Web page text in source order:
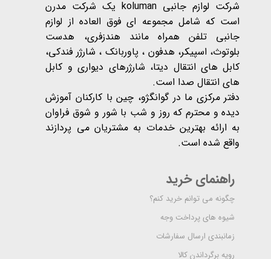
شرکت لوازم جانبی koluman یک شرکت مدرن
است که شامل مجموعه ای فوق العاده از لوازم
جانبی تلفن همراه مانند هندزفری، هدست
بلوتوث، اسپیکر، هدفون ، پاوربانک ، شارژر فندکی،
کابل های انتقال دیتا، شارژرهای دیواری و کابل
های انتقال صدا است.
دفتر مرکزی ما در گوانگژو، چین با کارکنان آموزش
دیده و محترم که روز و شب با شور و شوق فراوان
به ارائه بهترین خدمات به مشتریان می پردازند
واقع شده است​​​​​​​.
راهنمای خرید
چگونه می توانم خرید کنم؟
شیوه های پرداخت وجه
زمانبندی ارسال سفارشات
رویه برگرداندن کالا